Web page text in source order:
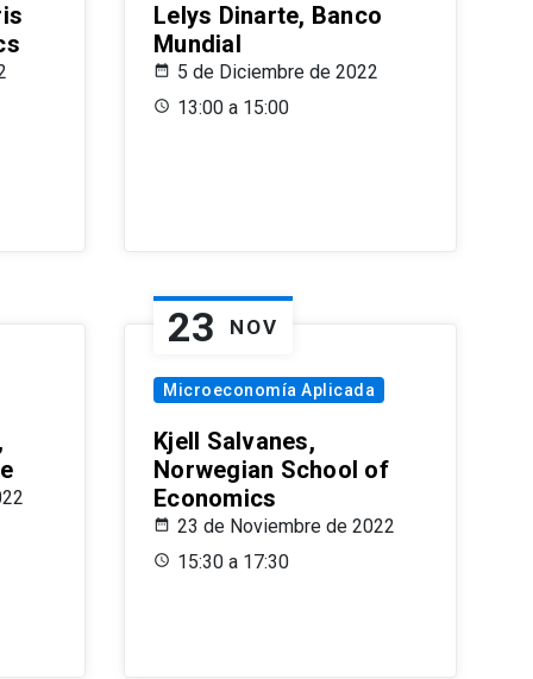
Lelys Dinarte, Banco
Mundial
5 de Diciembre de 2022
13:00 a 15:00
23 NOV
Microeconomía Aplicada
Kjell Salvanes,
Norwegian School of
Economics
23 de Noviembre de 2022
15:30 a 17:30